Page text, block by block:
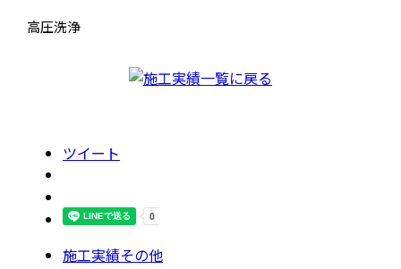
高圧洗浄
ツイート
施工実績その他